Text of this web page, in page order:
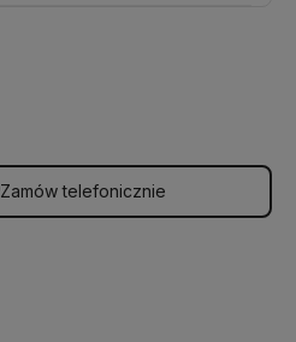
Zamów telefonicznie